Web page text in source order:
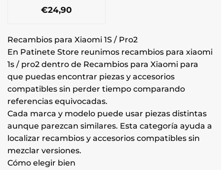
€24,90
Recambios para Xiaomi 1S / Pro2
En Patinete Store reunimos recambios para xiaomi
1s / pro2 dentro de Recambios para Xiaomi para
que puedas encontrar piezas y accesorios
compatibles sin perder tiempo comparando
referencias equivocadas.
Cada marca y modelo puede usar piezas distintas
aunque parezcan similares. Esta categoría ayuda a
localizar recambios y accesorios compatibles sin
mezclar versiones.
Cómo elegir bien